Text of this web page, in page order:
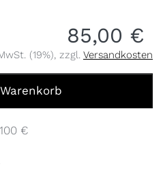
85,00 €
(19%), zzgl. Versandkosten
€